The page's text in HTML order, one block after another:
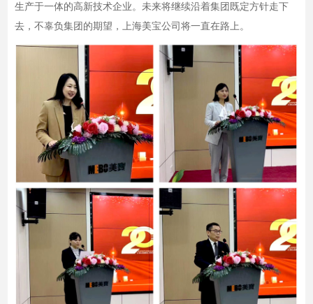
生产于一体的高新技术企业。未来将继续沿着集团既定方针走下
去，不辜负集团的期望，上海美宝公司将一直在路上。